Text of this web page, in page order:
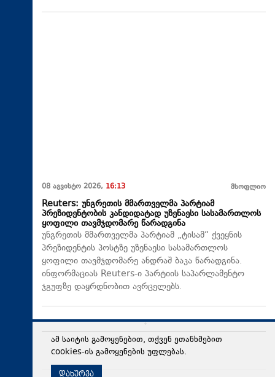
08 აგვისტო 2026, 16:13 მსოფლიო
Reuters: უნგრეთის მმართველმა პარტიამ
პრეზიდენტობის კანდიდატად უზენაესი სასამართლოს
ყოფილი თავმჯდომარე წარადგინა
უნგრეთის მმართველმა პარტიამ „ტისამ“ ქვეყნის
პრეზიდენტის პოსტზე უზენაესი სასამართლოს
ყოფილი თავმჯდომარე ანდრაშ ბაკა წარადგინა.
ინფორმაციას Reuters-ი პარტიის საპარლამენტო
ჯგუფზე დაყრდნობით ავრცელებს.
თამარ ჩიბურდანიძე:აგვისტოს ომი ქართველი ერის
თვითგადაფასების აქტად იქცა და სწორედ ამ
რეალობის გათვალისწინებით უნდა ჩამოყალიბდეს
ამ საიტის გამოყენებით, თქვენ ეთანხმებით
cookies-ის გამოყენების უფლებას.
დახურვა